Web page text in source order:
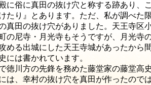
に俗に真田の抜け穴と称する跡あり、
たり』とあります。ただ、私が調べた
真田の抜け穴がありました。天王寺区
の尼寺・月光寺もそうですが、月光寺
める出城にした天王寺城があったから
には書かれています。
徳川方の先鋒を務めた藤堂家の藤堂高
は、幸村の抜け穴を真田が作ったので